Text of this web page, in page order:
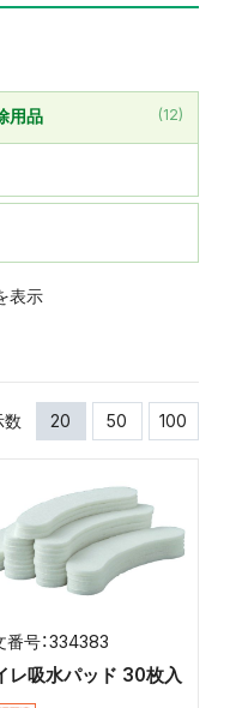
用品 (12)
表示
数 20 50 100
334383
レ吸水パッド 30枚入